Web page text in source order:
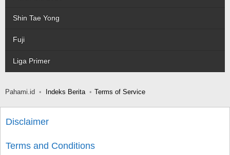
Shin Tae Yong
Fuji
Liga Primer
Pahami.id Indeks Berita Terms of Service
Disclaimer
Terms and Conditions